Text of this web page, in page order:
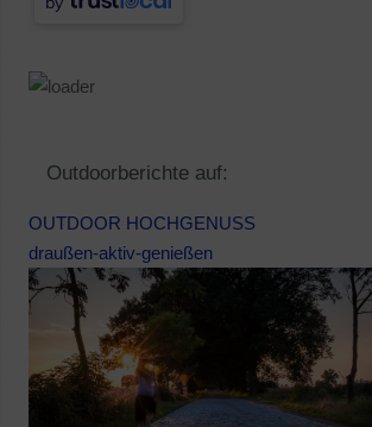
Outdoorberichte auf:
OUTDOOR HOCHGENUSS
draußen-aktiv-genießen